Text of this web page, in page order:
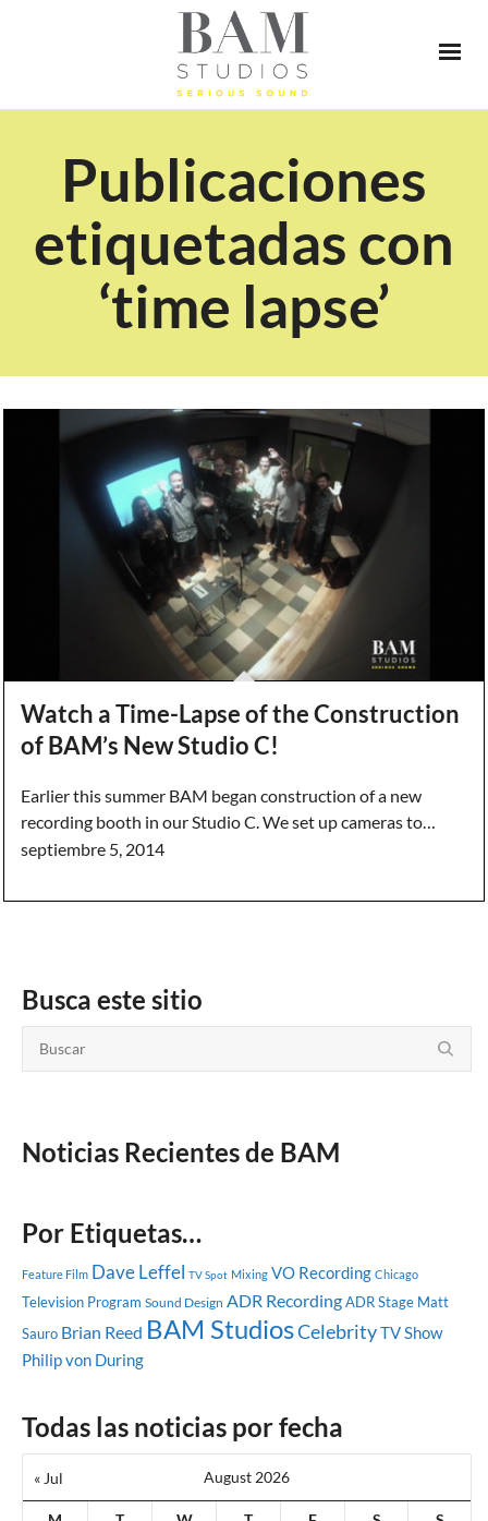
Publicaciones
etiquetadas con
‘time lapse’
Watch a Time-Lapse of the Construction
of BAM’s New Studio C!
Earlier this summer BAM began construction of a new
recording booth in our Studio C. We set up cameras to…
septiembre 5, 2014
Busca este sitio
Noticias Recientes de BAM
Por Etiquetas…
Feature Film Dave Leffel TV Spot Mixing VO Recording Chicago
Television Program Sound Design ADR RecordingADR Stage Matt
Sauro Brian Reed BAM StudiosCelebrityTV Show
Philip von During
Todas las noticias por fecha
August 2026
« Jul